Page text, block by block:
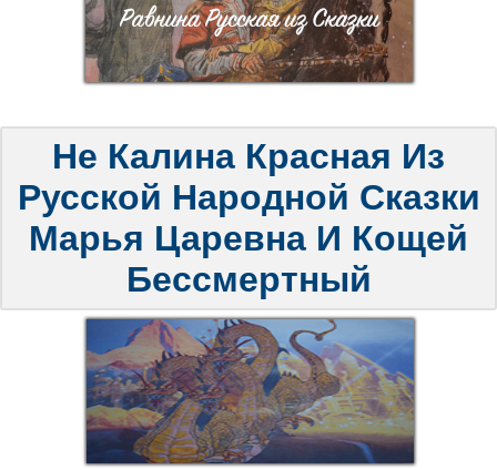
Не Калина Красная Из
Русской Народной Сказки
Марья Царевна И Кощей
Бессмертный